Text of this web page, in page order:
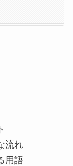
流れ
用語